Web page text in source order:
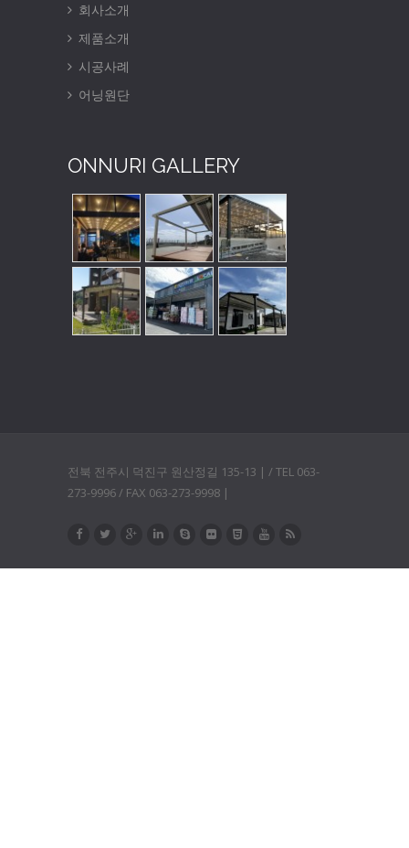
회사소개
제품소개
시공사례
어닝원단
ONNURI GALLERY
전북 전주시 덕진구 원산정길 135-13 | / TEL 063-
273-9996 / FAX 063-273-9998 |